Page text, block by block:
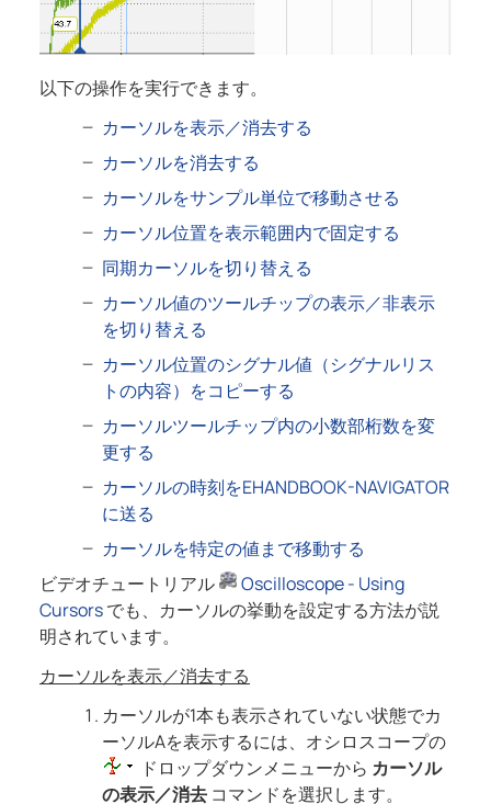
以下の操作を実行できます。
カーソルを表示／消去する
カーソルを消去する
カーソルをサンプル単位で移動させる
カーソル位置を表示範囲内で固定する
同期カーソルを切り替える
カーソル値のツールチップの表示／非表示
を切り替える
カーソル位置のシグナル値（シグナルリス
トの内容）をコピーする
カーソルツールチップ内の小数部桁数を変
更する
カーソルの時刻をEHANDBOOK-NAVIGATOR
に送る
カーソルを特定の値まで移動する
ビデオチュートリアル
Oscilloscope - Using
Cursorsでも、カーソルの挙動を設定する方法が説
明されています。
カーソルを表示／消去する
カーソルが1本も表示されていない状態でカ
ーソルAを表示するには、オシロスコープの
ドロップダウンメニューから カーソル
の表示／消去コマンドを選択します。